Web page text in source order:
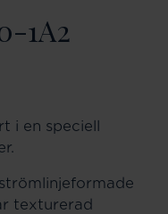
1A2
i en speciell
texturerad